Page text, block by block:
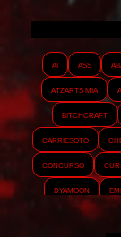
AI ASS
Atzarts Mia
Bitchcraft
Carriesoto
Concurso
Dyamoon
GeminnieKook